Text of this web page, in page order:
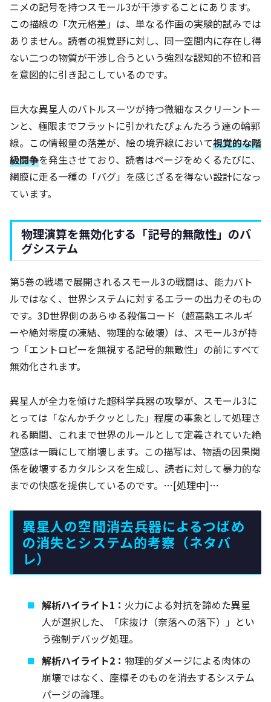
ニメの記号を持つスモール3が干渉することにあります。
この描線の「次元格差」は、単なる作画の実験的試みでは
ありません。読者の視覚野に対し、同一空間内に存在し得
ない二つの物質が干渉し合うという強烈な認知的不協和音
を意図的に引き起こしているのです。
巨大な異星人のバトルスーツが持つ微細なスクリーントー
ンと、極限までフラットに引かれたぴょんたろう達の輪郭
線。この情報量の落差が、絵の境界線において視覚的な階
級闘争を発生させており、読者はページをめくるたびに、
網膜に走る一種の「バグ」を感じざるを得ない設計になっ
ています。
物理演算を無効化する「記号的無敵性」のバ
グシステム
第5巻の戦場で展開されるスモール3の戦闘は、能力バト
ルではなく、世界システムに対するエラーの出力そのもの
です。3D世界側のあらゆる殺傷コード（超高熱エネルギ
ーや絶対零度の凍結、物理的な破壊）は、スモール3が持
つ「エントロピーを無視する記号的無敵性」の前にすべて
無効化されます。
異星人が全力を傾けた超科学兵器の攻撃が、スモール3に
とっては「なんかチクッとした」程度の事象として処理さ
れる瞬間、これまで世界のルールとして定義されていた絶
望感は一瞬にして崩壊します。この描写は、物語の因果関
係を破壊するカタルシスを生成し、読者に対して暴力的な
までの快感を提供しているのです。…[処理中]…
異星人の空間消去兵器によるつばめ
の消失とシステム的考察（ネタバ
レ）
解析ハイライト1： 火力による対抗を諦めた異星
人が選択した、「床抜け（奈落への落下）」とい
う強制デバッグ処理。
解析ハイライト2： 物理的ダメージによる肉体の
崩壊ではなく、座標そのものを消去するシステム
パージの論理。